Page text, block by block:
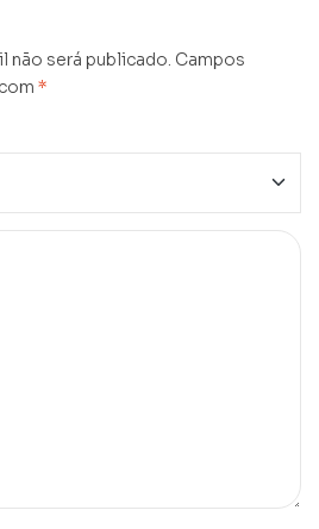
não será publicado. Campos
*